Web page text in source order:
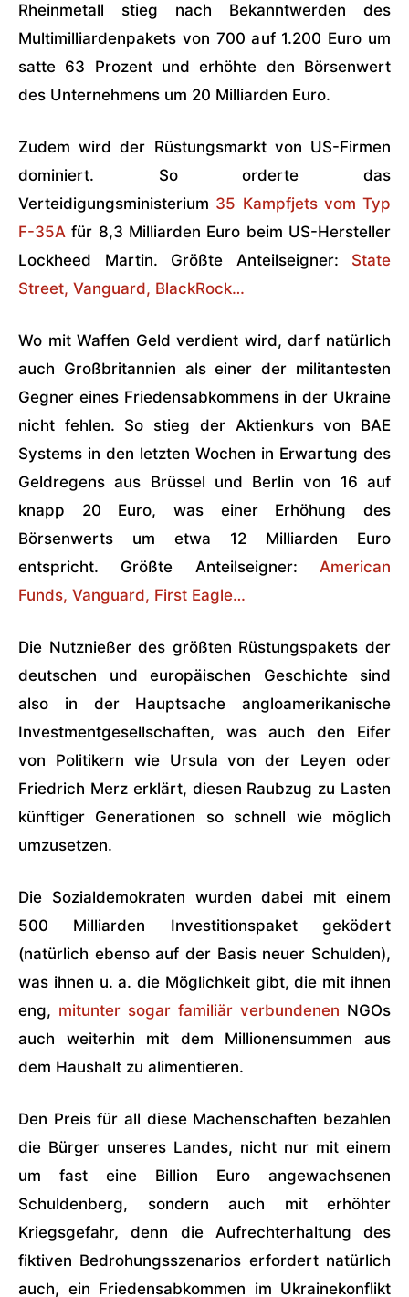
Rheinmetall stieg nach Bekanntwerden des
Multimilliardenpakets von 700 auf 1.200 Euro um
satte 63 Prozent und erhöhte den Börsenwert
des Unternehmens um 20 Milliarden Euro.
Zudem wird der Rüstungsmarkt von US-Firmen
dominiert. So orderte das
Verteidigungsministerium 35 Kampfjets vom Typ
F-35A für 8,3 Milliarden Euro beim US-Hersteller
Lockheed Martin. Größte Anteilseigner: State
Street, Vanguard, BlackRock…
Wo mit Waffen Geld verdient wird, darf natürlich
auch Großbritannien als einer der militantesten
Gegner eines Friedensabkommens in der Ukraine
nicht fehlen. So stieg der Aktienkurs von BAE
Systems in den letzten Wochen in Erwartung des
Geldregens aus Brüssel und Berlin von 16 auf
knapp 20 Euro, was einer Erhöhung des
Börsenwerts um etwa 12 Milliarden Euro
entspricht. Größte Anteilseigner: American
Funds, Vanguard, First Eagle…
Die Nutznießer des größten Rüstungspakets der
deutschen und europäischen Geschichte sind
also in der Hauptsache angloamerikanische
Investmentgesellschaften, was auch den Eifer
von Politikern wie Ursula von der Leyen oder
Friedrich Merz erklärt, diesen Raubzug zu Lasten
künftiger Generationen so schnell wie möglich
umzusetzen.
Die Sozialdemokraten wurden dabei mit einem
500 Milliarden Investitionspaket geködert
(natürlich ebenso auf der Basis neuer Schulden),
was ihnen u. a. die Möglichkeit gibt, die mit ihnen
eng, mitunter sogar familiär verbundenen NGOs
auch weiterhin mit dem Millionensummen aus
dem Haushalt zu alimentieren.
Den Preis für all diese Machenschaften bezahlen
die Bürger unseres Landes, nicht nur mit einem
um fast eine Billion Euro angewachsenen
Schuldenberg, sondern auch mit erhöhter
Kriegsgefahr, denn die Aufrechterhaltung des
fiktiven Bedrohungsszenarios erfordert natürlich
auch, ein Friedensabkommen im Ukrainekonflikt